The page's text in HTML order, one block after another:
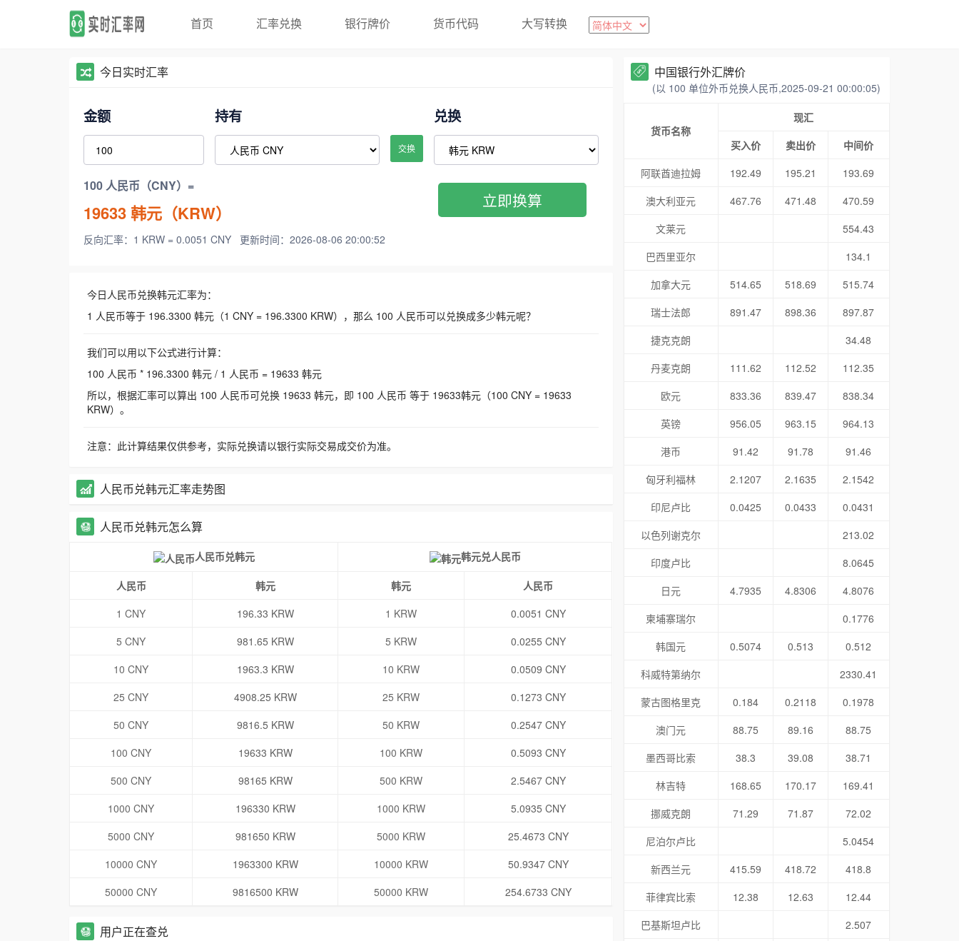
首页 汇率兑换 银行牌价 货币代码 大写转换
今日实时汇率
金额 持有
交换
兑换
100 人民币（CNY）=
19633韩元（KRW）
反向汇率：1 KRW = 0.0051 CNY 更新时间：2026-08-06 20:00:52
立即换算
今日人民币兑换韩元汇率为：
1 人民币等于 196.3300 韩元（1 CNY = 196.3300 KRW），那么 100 人民币可以兑换成多少韩元呢？
我们可以用以下公式进行计算：
100 人民币 * 196.3300 韩元 / 1 人民币 = 19633 韩元
所以，根据汇率可以算出 100 人民币可兑换 19633 韩元，即 100 人民币 等于 19633韩元（100 CNY = 19633
KRW）。
注意：此计算结果仅供参考，实际兑换请以银行实际交易成交价为准。
人民币兑韩元汇率走势图
人民币兑韩元怎么算
人民币兑韩元 韩元兑人民币
人民币 韩元 韩元
人民币
1 CNY
196.33 KRW 1 KRW
0.0051 CNY
5 CNY
981.65 KRW 5 KRW
0.0255 CNY
10 CNY
1963.3 KRW 10 KRW
0.0509 CNY
25 CNY
4908.25 KRW 25 KRW
0.1273 CNY
50 CNY
9816.5 KRW 50 KRW
0.2547 CNY
100 CNY
19633 KRW 100 KRW
0.5093 CNY
500 CNY
98165 KRW 500 KRW
2.5467 CNY
1000 CNY
196330 KRW 1000 KRW
5.0935 CNY
5000 CNY
981650 KRW 5000 KRW
25.4673 CNY
10000 CNY
1963300 KRW 10000 KRW
50.9347 CNY
50000 CNY
9816500 KRW 50000 KRW 254.6733 CNY
用户正在查兑
中国银行外汇牌价
(以 100 单位外币兑换人民币,2025-09-21 00:00:05)
货币名称
现汇
买入价
卖出价
中间价
阿联酋迪拉姆
192.49 195.21
193.69
澳大利亚元
467.76 471.48
470.59
文莱元
554.43
巴西里亚尔
134.1
加拿大元
514.65 518.69
515.74
瑞士法郎
891.47 898.36
897.87
捷克克朗
34.48
丹麦克朗
111.62 112.52
112.35
欧元
833.36 839.47
838.34
英镑
956.05 963.15
964.13
港币
91.42 91.78
91.46
匈牙利福林
2.1207 2.1635
2.1542
印尼卢比
0.0425 0.0433
0.0431
以色列谢克尔
213.02
印度卢比
8.0645
日元
4.7935 4.8306
4.8076
柬埔寨瑞尔
0.1776
韩国元
0.5074 0.513
0.512
科威特第纳尔
2330.41
蒙古图格里克
0.184 0.2118
0.1978
澳门元
88.75 89.16
88.75
墨西哥比索
38.3 39.08
38.71
林吉特
168.65 170.17
169.41
挪威克朗
71.29 71.87
72.02
尼泊尔卢比
5.0454
新西兰元
415.59 418.72
418.8
菲律宾比索
12.38 12.63
12.44
巴基斯坦卢比
2.507